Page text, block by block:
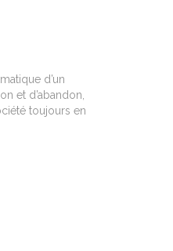
d’un
et d’abandon,
toujours en